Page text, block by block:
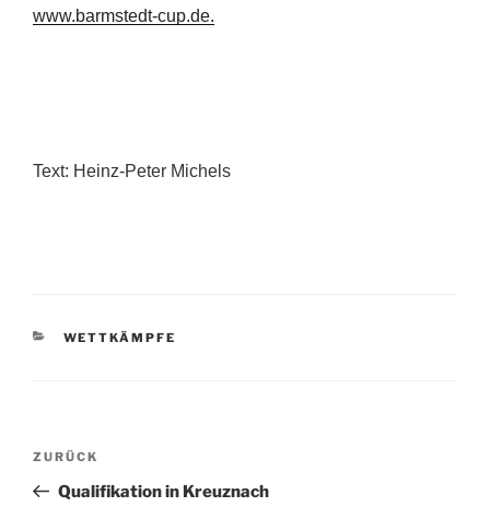
www.barmstedt-cup.de.
Text: Heinz-Peter Michels
KATEGORIEN
WETTKÄMPFE
Beitragsnavigation
Vorheriger
Beitrag
ZURÜCK
Qualifikation in Kreuznach